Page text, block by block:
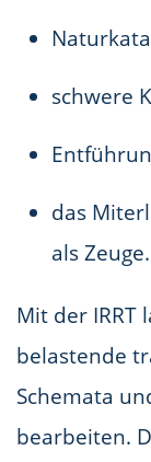
schwere
das
als Zeuge.
Mit der IRRT
belastende
Schemata
bearbeiten.